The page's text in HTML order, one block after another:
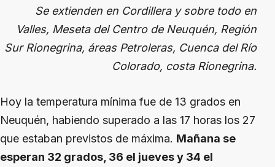
Se extienden en Cordillera y sobre todo en
Valles, Meseta del Centro de Neuquén, Región
Sur Rionegrina, áreas Petroleras, Cuenca del Río
Colorado, costa Rionegrina.
Hoy la temperatura mínima fue de 13 grados en
Neuquén, habiendo superado a las 17 horas los 27
que estaban previstos de máxima. Mañana se
esperan 32 grados, 36 el jueves y 34 el